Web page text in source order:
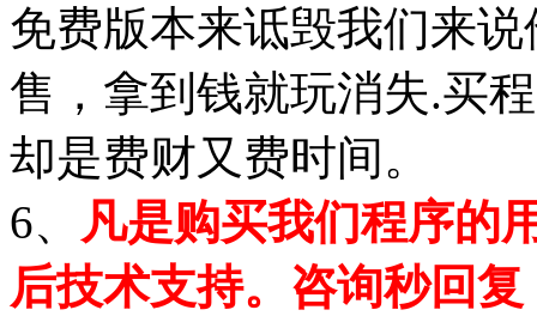
免费版本来诋毁我们来
售，拿到钱就玩消失.买
却是费财又费时间。
6、
凡是购买我们程序的
后技术支持。咨询秒回